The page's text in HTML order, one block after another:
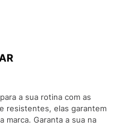
a sua rotina com as
resistentes, elas garantem
marca. Garanta a sua na